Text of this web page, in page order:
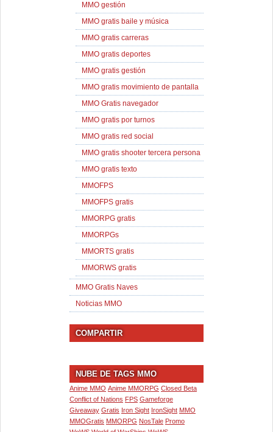
MMO gestión
MMO gratis baile y música
MMO gratis carreras
MMO gratis deportes
MMO gratis gestión
MMO gratis movimiento de pantalla
MMO Gratis navegador
MMO gratis por turnos
MMO gratis red social
MMO gratis shooter tercera persona
MMO gratis texto
MMOFPS
MMOFPS gratis
MMORPG gratis
MMORPGs
MMORTS gratis
MMORWS gratis
MMO Gratis Naves
Noticias MMO
COMPARTIR
NUBE DE TAGS MMO
Anime MMO Anime MMORPG Closed Beta
Conflict of Nations FPS Gameforge
Giveaway Gratis Iron Sight IronSight MMO
MMOGratis MMORPG NosTale Promo